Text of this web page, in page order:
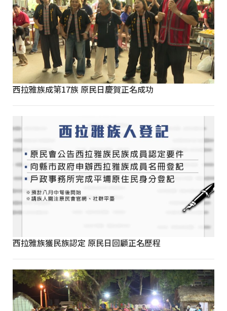
西拉雅族成第17族 原民日慶賀正名成功
西拉雅族獲民族認定 原民日回顧正名歷程